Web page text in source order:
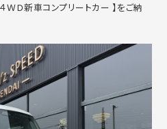
ＷＤ新車コンプリートカー 】をご納